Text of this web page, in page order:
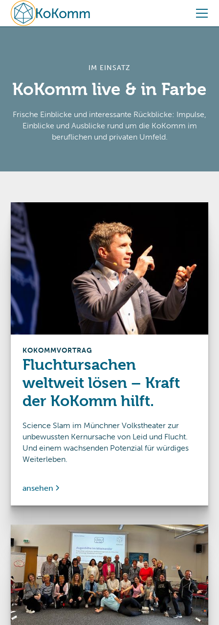
IM EINSATZ
KoKomm live & in Farbe
Frische Einblicke und interessante Rückblicke: Impulse,
Einblicke und Ausblicke rund um die KoKomm im
beruflichen und privaten Umfeld.
KOKOMMVORTRAG
Fluchtursachen
weltweit lösen – Kraft
der KoKomm hilft.
Science Slam im Münchner Volkstheater zur
unbewussten Kernursache von Leid und Flucht.
Und einem wachsenden Potenzial für würdiges
Weiterleben.
ansehen